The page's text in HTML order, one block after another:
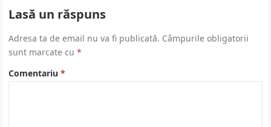
Lasă un răspuns
Adresa ta de email nu va fi publicată. Câmpurile obligatorii
sunt marcate cu*
Comentariu*